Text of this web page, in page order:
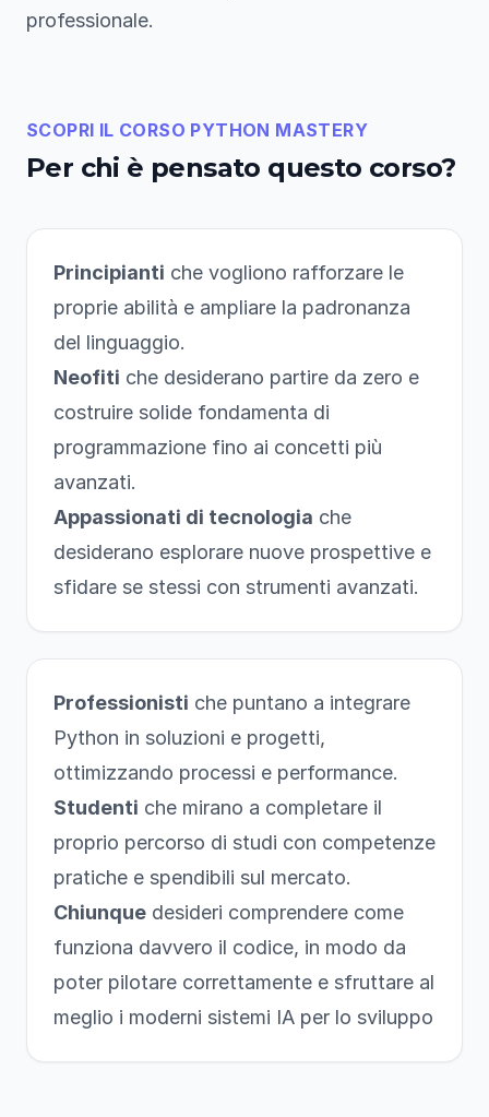
professionale.
SCOPRI IL CORSO PYTHON MASTERY
Per chi è pensato questo corso?
Principianti che vogliono rafforzare le
proprie abilità e ampliare la padronanza
del linguaggio.
Neofiti che desiderano partire da zero e
costruire solide fondamenta di
programmazione fino ai concetti più
avanzati.
Appassionati di tecnologia che
desiderano esplorare nuove prospettive e
sfidare se stessi con strumenti avanzati.
Professionisti che puntano a integrare
Python in soluzioni e progetti,
ottimizzando processi e performance.
Studenti che mirano a completare il
proprio percorso di studi con competenze
pratiche e spendibili sul mercato.
Chiunque desideri comprendere come
funziona davvero il codice, in modo da
poter pilotare correttamente e sfruttare al
meglio i moderni sistemi IA per lo sviluppo